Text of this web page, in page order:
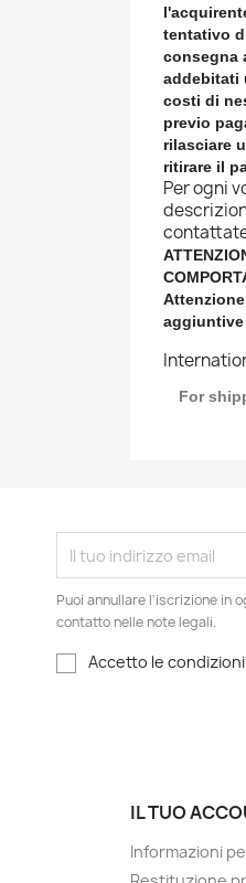
tentativo
consegna
addebitati
costi di
previo
rilasciare
ritirare il
Per ogni
For
Puoi annullare l'iscrizione in
contatto nelle note legali.
Accetto le
IL TUO
Informazioni